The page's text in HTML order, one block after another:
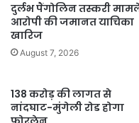
दुर्लभ पैंगोलिन तस्करी
आरोपी की जमानत याचिका
खारिज
August 7, 2026
138 करोड़ की लागत से
नांदघाट-मुंगेली रोड होगा